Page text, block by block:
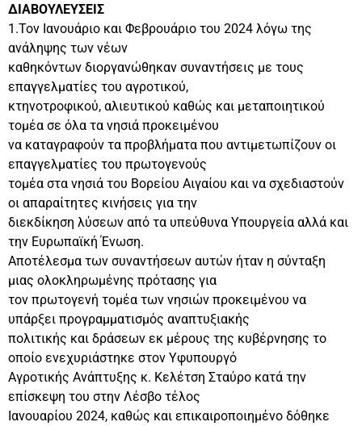
ΔΙΑΒΟΥΛΕΥΣΕΙΣ
1.Τον Ιανουάριο και Φεβρουάριο του 2024 λόγω της
ανάληψης των νέων
καθηκόντων διοργανώθηκαν συναντήσεις με τους
επαγγελματίες του αγροτικού,
κτηνοτροφικού, αλιευτικού καθώς και μεταποιητικού
τομέα σε όλα τα νησιά προκειμένου
να καταγραφούν τα προβλήματα που αντιμετωπίζουν οι
επαγγελματίες του πρωτογενούς
τομέα στα νησιά του Βορείου Αιγαίου και να σχεδιαστούν
οι απαραίτητες κινήσεις για την
διεκδίκηση λύσεων από τα υπεύθυνα Υπουργεία αλλά και
την Ευρωπαϊκή Ένωση.
Αποτέλεσμα των συναντήσεων αυτών ήταν η σύνταξη
μιας ολοκληρωμένης πρότασης για
τον πρωτογενή τομέα των νησιών προκειμένου να
υπάρξει προγραμματισμός αναπτυξιακής
πολιτικής και δράσεων εκ μέρους της κυβέρνησης το
οποίο ενεχυριάστηκε στον Υφυπουργό
Αγροτικής Ανάπτυξης κ. Κελέτση Σταύρο κατά την
επίσκεψη του στην Λέσβο τέλος
Ιανουαρίου 2024, καθώς και επικαιροποιημένο δόθηκε